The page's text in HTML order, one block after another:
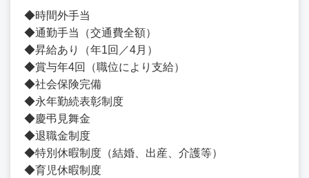
◆時間外手当
◆通勤手当（交通費全額）
◆昇給あり（年1回／4月）
◆賞与年4回（職位により支給）
◆社会保険完備
◆永年勤続表彰制度
◆慶弔見舞金
◆退職金制度
◆特別休暇制度（結婚、出産、介護等）
◆育児休暇制度